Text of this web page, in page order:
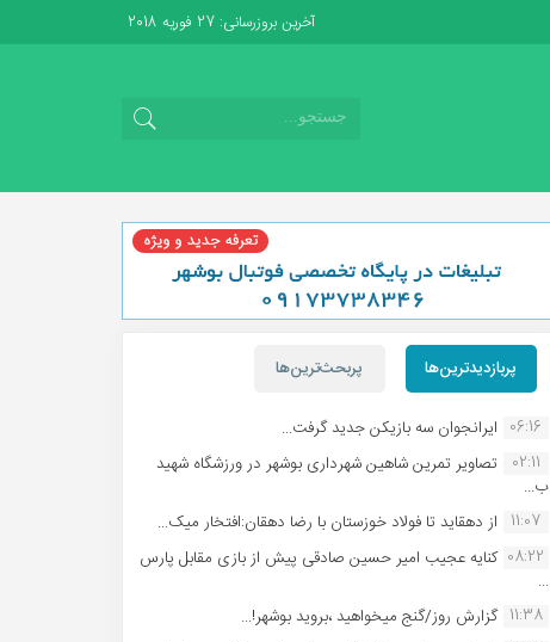
آخرین بروزرسانی: 27 فوریه 2018
پربازدیدترین‌ها پربحث‌ترین‌ها
06:16 ایرانجوان سه بازیکن جدید گرفت...
02:11
تصاویر تمرین شاهین شهردارى بوشهر در ورزشگاه شهید
ب...
11:07 از دهقاید تا فولاد خوزستان با رضا دهقان:افتخار میک...
08:22 کنایه عجیب امیر حسین صادقی پیش از بازی مقابل پارس
...
11:38 گزارش روز/گنج میخواهید ،بروید بوشهر!...